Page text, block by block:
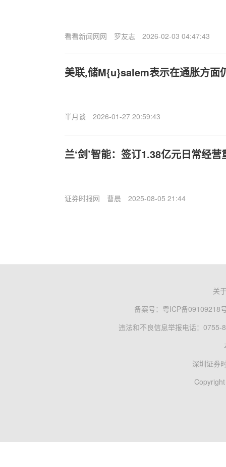
看看新闻网网 罗友志 2026-02-03 04:47:43
美联,储M{u}salem表示在通胀方面
半月谈 2026-01-27 20:59:43
兰‘剑’智能：签订1.38亿元日常经营
证券时报网 曹晨 2025-08-05 21:44
关
备案号： 粤ICP备09109218
违法和不良信息举报电话：0755-
深圳证券